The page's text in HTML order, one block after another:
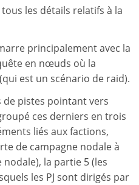
les détails relatifs à la
principalement avec la
en nœuds où la
est un scénario de raid).
de pistes pointant vers
ces derniers en trois
liés aux factions,
de campagne nodale à
nodale), la partie 5 (les
les PJ sont dirigés par